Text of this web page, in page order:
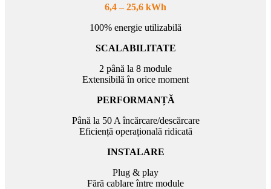
6,4 – 25,6 kWh
100% energie utilizabilă
SCALABILITATE
2 până la 8 module
Extensibilă în orice moment
PERFORMANȚĂ
Până la 50 A încărcare/descărcare
Eficiență operațională ridicată
INSTALARE
Plug & play
Fără cablare între module